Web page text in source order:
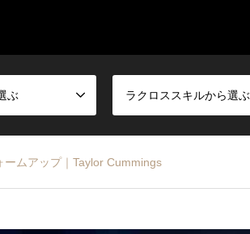
ぶ ラクロススキルから選ぶ
ームアップ｜Taylor Cummings